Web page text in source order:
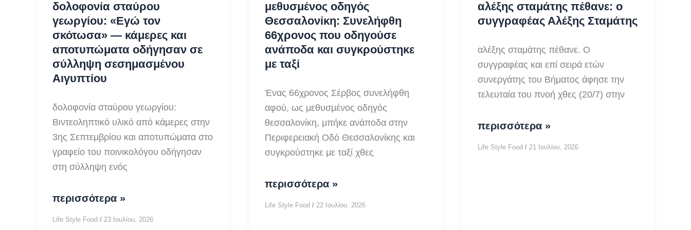
δολοφονία σταύρου
γεωργίου: «Εγώ τον
σκότωσα» — κάμερες και
αποτυπώματα οδήγησαν σε
σύλληψη σεσημασμένου
Αιγυπτίου
δολοφονία σταύρου γεωργίου:
Βιντεοληπτικό υλικό από κάμερες στην
3ης Σεπτεμβρίου και αποτυπώματα στο
γραφείο του ποινικολόγου οδήγησαν
στη σύλληψη ενός
δολοφονία
σταύρου
περισσότερα »
Life Style Food / 23 Ιουλίου, 2026
μεθυσμένος οδηγός
Θεσσαλονίκη: Συνελήφθη
66χρονος που οδηγούσε
ανάποδα και συγκρούστηκε
με ταξί
Ένας 66χρονος Σέρβος συνελήφθη
αφού, ως μεθυσμένος οδηγός
θεσσαλονίκη, μπήκε ανάποδα στην
Περιφερειακή Οδό Θεσσαλονίκης και
συγκρούστηκε με ταξί χθες
μεθυσμένος
οδηγός
περισσότερα »
Life Style Food/22 Ιουλίου, 2026
αλέξης σταμάτης πέθανε: ο
συγγραφέας Αλέξης Σταμάτης
αλέξης σταμάτης πέθανε. Ο
συγγραφέας και επί σειρά ετών
συνεργάτης του Βήματος άφησε την
τελευταία του πνοή χθες (20/7) στην
αλέξης
σταμάτης
περισσότερα »
Life Style Food / 21 Ιουλίου, 2026